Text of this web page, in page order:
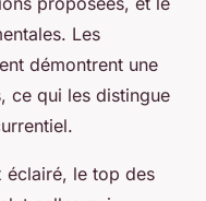
Les
démontrent une
ce qui les distingue
éclairé, le top des